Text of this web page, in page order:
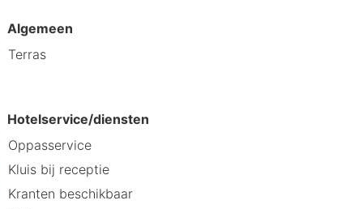
maaltijden. De eetervaring is
die graag de lokale keuken willen
Algemeen
Terras
Hotelservice/diensten
Oppasservice
Kluis bij receptie
Kranten beschikbaar